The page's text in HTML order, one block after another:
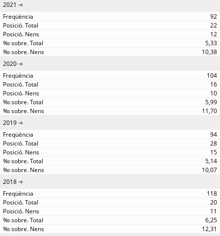
2021
92
22
12
5,33
10,38
2020
104
16
10
5,99
11,70
2019
94
28
15
5,14
10,07
2018
118
20
11
6,25
12,31